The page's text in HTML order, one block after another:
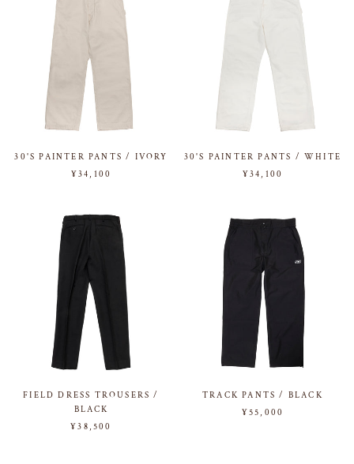
30'S PAINTER PANTS / IVORY
¥34,100
30'S PAINTER PANTS / WHITE
¥34,100
FIELD DRESS TROUSERS /
BLACK
¥38,500
TRACK PANTS / BLACK
¥55,000